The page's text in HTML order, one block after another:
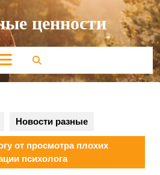
ценности
Кнопка
Открыть
Новости разные
от просмотра плохих
психолога